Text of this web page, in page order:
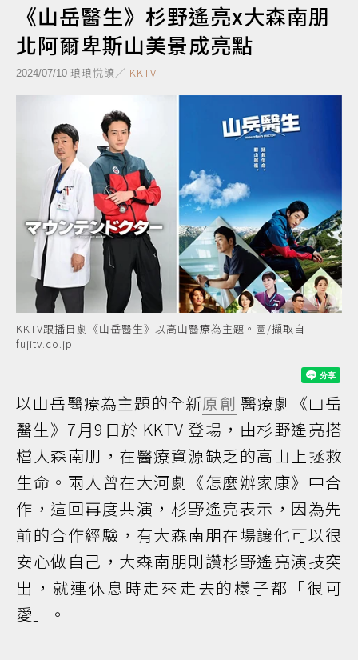
《山岳醫生》杉野遙亮x大森南朋
北阿爾卑斯山美景成亮點
2024/07/10 琅琅悅讀／ KKTV
KKTV跟播日劇《山岳醫生》以高山醫療為主題。圖/擷取自
fujitv.co.jp
以山岳醫療為主題的全新原創 醫療劇《山岳
醫生》7月9日於 KKTV 登場，由杉野遙亮搭
檔大森南朋，在醫療資源缺乏的高山上拯救
生命。兩人曾在大河劇《怎麼辦家康》中合
作，這回再度共演，杉野遙亮表示，因為先
前的合作經驗，有大森南朋在場讓他可以很
安心做自己，大森南朋則讚杉野遙亮演技突
出，就連休息時走來走去的樣子都「很可
愛」。